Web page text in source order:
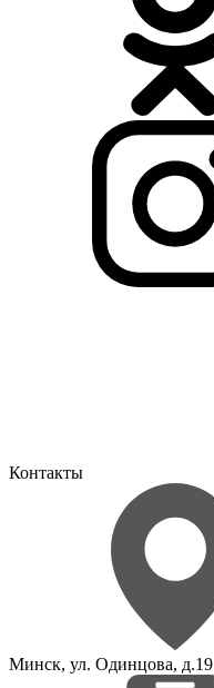
Контакты
Минск, ул. Одинцова, д.19